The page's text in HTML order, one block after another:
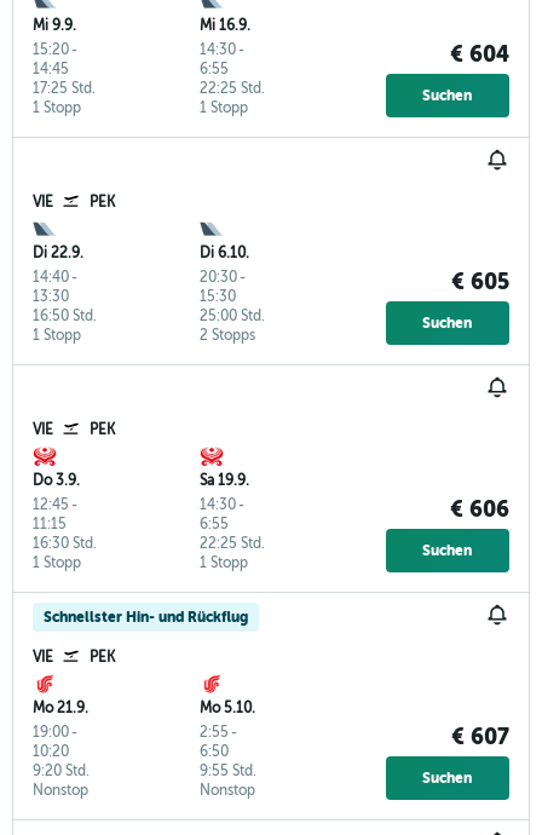
Mi 9.9.
15:20-
14:45
1 Stopp
17:25 Std.
Mi 16.9.
14:30-
6:55
1 Stopp
22:25 Std.
€ 604
Suchen
VIE PEK
Di 22.9.
14:40-
13:30
1 Stopp
16:50 Std.
Di 6.10.
20:30-
15:30
2 Stopps
25:00 Std.
€ 605
Suchen
VIE PEK
Do 3.9.
12:45 -
11:15
1 Stopp
16:30 Std.
Sa 19.9.
14:30-
6:55
1 Stopp
22:25 Std.
€ 606
Suchen
Schnellster Hin- und Rückflug
VIE PEK
Mo 21.9.
19:00-
10:20
Nonstop
9:20 Std.
Mo 5.10.
2:55 -
6:50
Nonstop
9:55 Std.
€ 607
Suchen